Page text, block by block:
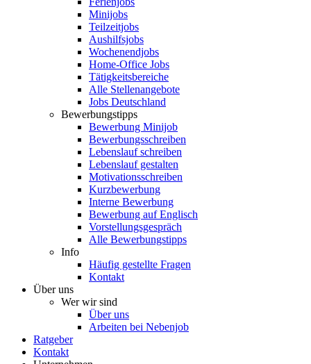
Minijobs
Teilzeitjobs
Aushilfsjobs
Wochenendjobs
Home-Office Jobs
Tätigkeitsbereiche
Alle Stellenangebote
Jobs Deutschland
Bewerbungstipps
Bewerbung Minijob
Bewerbungsschreiben
Lebenslauf schreiben
Lebenslauf gestalten
Motivationsschreiben
Kurzbewerbung
Interne Bewerbung
Bewerbung auf Englisch
Vorstellungsgespräch
Alle Bewerbungstipps
Info
Häufig gestellte Fragen
Kontakt
Über uns
Wer wir sind
Über uns
Arbeiten bei Nebenjob
Ratgeber
Kontakt